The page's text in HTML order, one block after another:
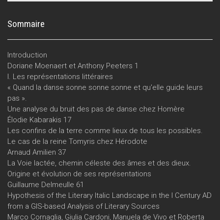
Sommaire
Introduction
Doriane Moenaert et Anthony Peeters 1
I. Les représentations littéraires
« Quand la danse sonne sonne sonne et qu'elle guide leurs
pas ».
Une analyse du bruit des pas de danse chez Homère
Élodie Kabarakis 17
Les confins de la terre comme lieux de tous les possibles.
Le cas de la reine Tomyris chez Hérodote
Arnaud Amilien 37
La Voie lactée, chemin céleste des âmes et des dieux.
Origine et évolution de ses représentations
Guillaume Delmeulle 61
Hypothesis of the Literary Italic Landscape in the I Century AD
from a GIS-based Analysis of Literary Sources
Marco Cornaglia, Giulia Cardoni, Manuela de Vivo et Roberta